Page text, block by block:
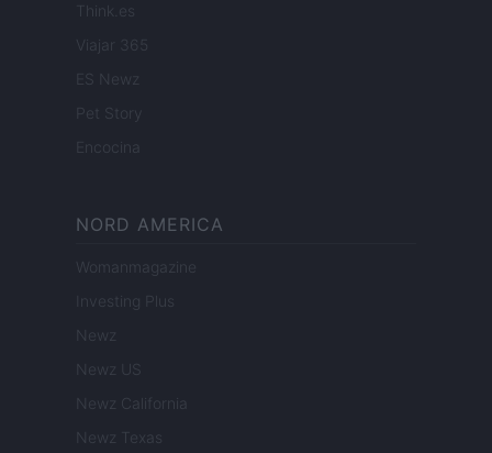
Think.es
Viajar 365
ES Newz
Pet Story
Encocina
NORD AMERICA
Womanmagazine
Investing Plus
Newz
Newz US
Newz California
Newz Texas